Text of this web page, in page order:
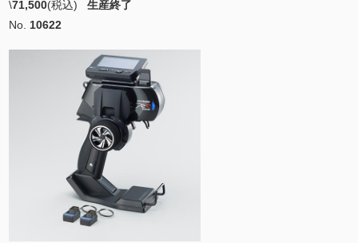
\71,500(税込) 生産終了
No. 10622